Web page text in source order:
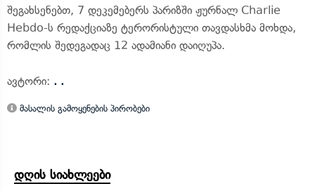
შეგახსენებთ, 7 დეკემებერს პარიზში ჟურნალ Charlie
Hebdo-ს რედაქციაზე ტერორისტული თავდასხმა მოხდა,
რომლის შედეგადაც 12 ადამიანი დაიღუპა.
ავტორი: . .
მასალის გამოყენების პირობები
დღის სიახლეები